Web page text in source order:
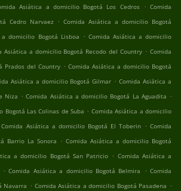
Asiática a domicilio Bogotá Los Cedros . Comida
Cedro Narvaez . Comida Asiática a domicilio Bogotá
domicilio Bogotá Lisboa . Comida Asiática a domicilio
Asiática a domicilio Bogotá Recodo del Country . Comida
Prados del Country . Comida Asiática a domicilio Bogotá
Asiática a domicilio Bogotá Gilmar . Comida Asiática a
Niza . Comida Asiática a domicilio Bogotá La Aguadita .
Las Colinas de Suba . Comida Asiática a domicilio
Comida Asiática a domicilio Bogotá El Toberin . Comida
Barrio La Sonora . Comida Asiática a domicilio Bogotá
a domicilio Bogotá San Patricio . Comida Asiática a
. Comida Asiática a domicilio Bogotá Belmira . Comida
Navarra . Comida Asiática a domicilio Bogotá Pasadena .